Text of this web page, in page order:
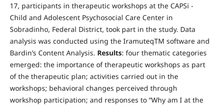
17, participants in therapeutic workshops at the CAPSi -
Child and Adolescent Psychosocial Care Center in
Sobradinho, Federal District, took part in the study. Data
analysis was conducted using the IramuteqTM software and
Bardin’s Content Analysis. Results: four thematic categories
emerged: the importance of therapeutic workshops as part
of the therapeutic plan; activities carried out in the
workshops; behavioral changes perceived through
workshop participation; and responses to “Why am I at the